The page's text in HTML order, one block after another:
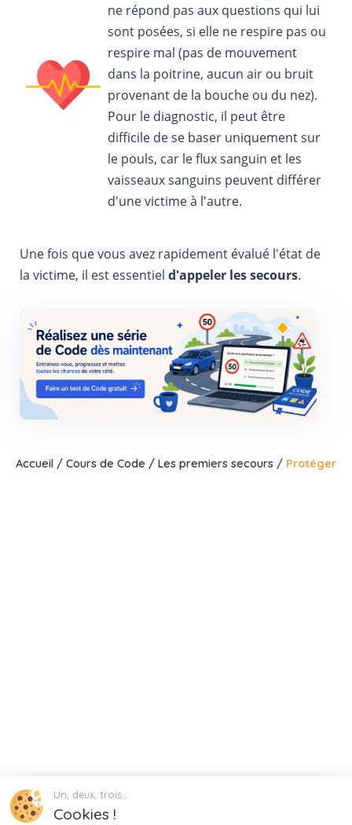
Un, deux, trois…
Cookies !
ne répond pas aux questions qui lui
sont posées, si elle ne respire pas ou
respire mal (pas de mouvement
dans la poitrine, aucun air ou bruit
provenant de la bouche ou du nez).
Pour le diagnostic, il peut être
difficile de se baser uniquement sur
le pouls, car le flux sanguin et les
vaisseaux sanguins peuvent différer
d'une victime à l'autre.
Une fois que vous avez rapidement évalué l'état de
la victime, il est essentiel d'appeler les secours.
Accueil / Cours de Code / Les premiers secours / Protéger